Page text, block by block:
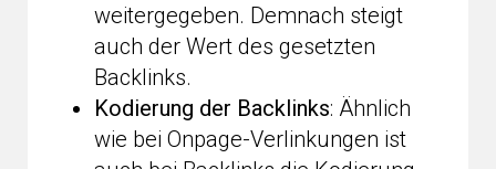
weitergegeben. Demnach steigt
auch der Wert des gesetzten
Backlinks.
Kodierung der Backlinks: Ähnlich
wie bei Onpage-Verlinkungen ist